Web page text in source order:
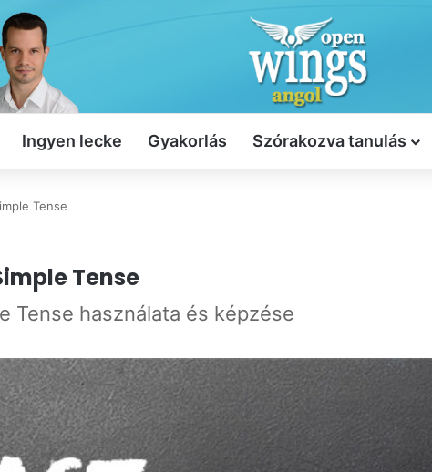
Ingyen lecke Gyakorlás Szórakozva tanulás
Tense
Tense
Tense használata és képzése